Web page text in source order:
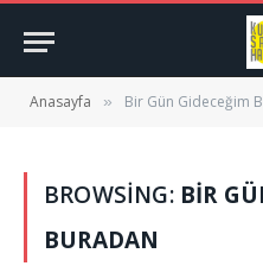
Anasayfa » Bir Gün Gideceğim
BROWSING: BIR
BURADAN